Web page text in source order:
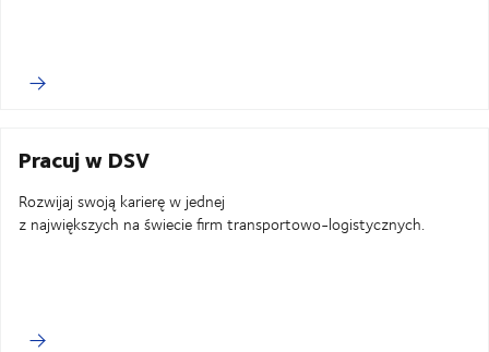
Pracuj w DSV
Rozwijaj swoją karierę w jednej
z największych na świecie firm transportowo-logistycznych.